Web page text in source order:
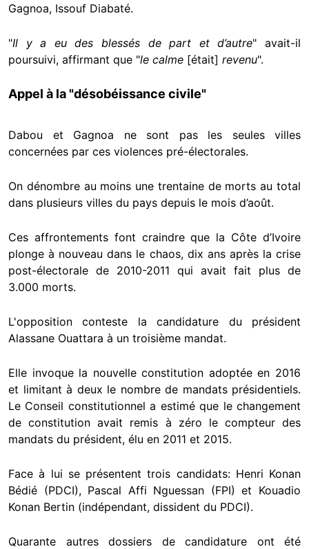
Gagnoa, Issouf Diabaté.
"Il y a eu des blessés de part et d’autre" avait-il
poursuivi, affirmant que "le calme [était] revenu".
Appel à la "désobéissance civile"
Dabou et Gagnoa ne sont pas les seules villes
concernées par ces violences pré-électorales.
On dénombre au moins une trentaine de morts au total
dans plusieurs villes du pays depuis le mois d’août.
Ces affrontements font craindre que la Côte d’Ivoire
plonge à nouveau dans le chaos, dix ans après la crise
post-électorale de 2010-2011 qui avait fait plus de
3.000 morts.
L'opposition conteste la candidature du président
Alassane Ouattara à un troisième mandat.
Elle invoque la nouvelle constitution adoptée en 2016
et limitant à deux le nombre de mandats présidentiels.
Le Conseil constitutionnel a estimé que le changement
de constitution avait remis à zéro le compteur des
mandats du président, élu en 2011 et 2015.
Face à lui se présentent trois candidats: Henri Konan
Bédié (PDCI), Pascal Affi Nguessan (FPI) et Kouadio
Konan Bertin (indépendant, dissident du PDCI).
Quarante autres dossiers de candidature ont été